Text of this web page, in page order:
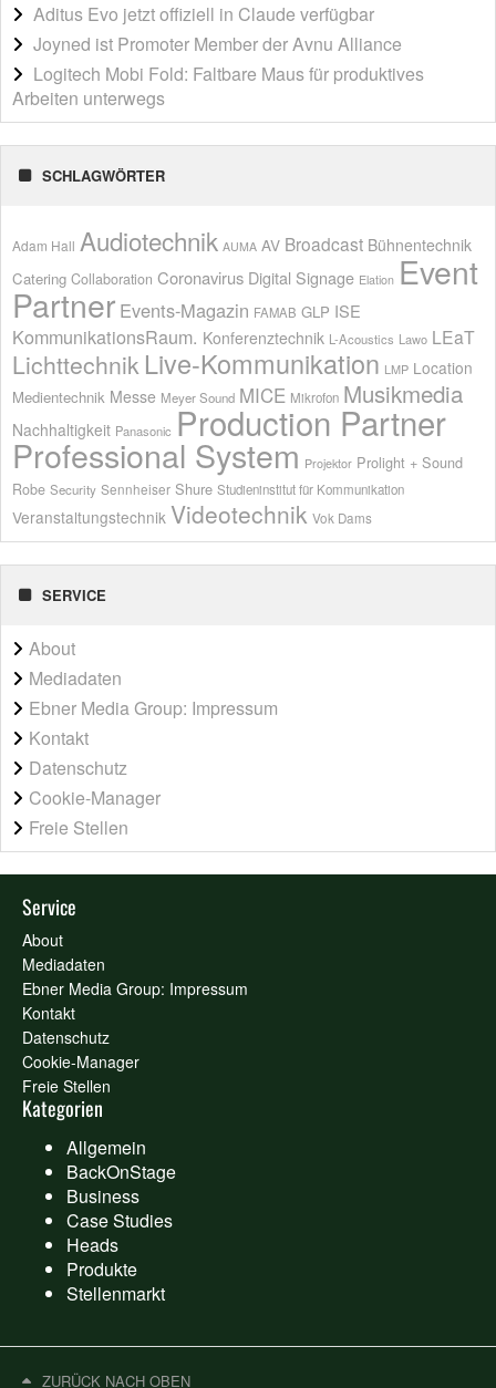
Aditus Evo jetzt offiziell in Claude verfügbar
Joyned ist Promoter Member der Avnu Alliance
Logitech Mobi Fold: Faltbare Maus für produktives
Arbeiten unterwegs
SCHLAGWÖRTER
Adam Hall Audiotechnik AUMA AV Broadcast Bühnentechnik
Catering Collaboration Coronavirus Digital Signage Elation Event
Partner Events-Magazin FAMAB GLP ISE
KommunikationsRaum. Konferenztechnik L-Acoustics Lawo LEaT
Lichttechnik Live-Kommunikation LMP Location
Medientechnik Messe Meyer Sound MICE Mikrofon Musikmedia
Nachhaltigkeit Panasonic Production Partner
Professional System Projektor Prolight + Sound
Robe Security Sennheiser Shure Studieninstitut für Kommunikation
Veranstaltungstechnik Videotechnik Vok Dams
SERVICE
About
Mediadaten
Ebner Media Group: Impressum
Kontakt
Datenschutz
Cookie-Manager
Freie Stellen
Service
About
Mediadaten
Ebner Media Group: Impressum
Kontakt
Datenschutz
Cookie-Manager
Freie Stellen
Kategorien
Allgemein
BackOnStage
Business
Case Studies
Heads
Produkte
Stellenmarkt
ZURÜCK NACH OBEN